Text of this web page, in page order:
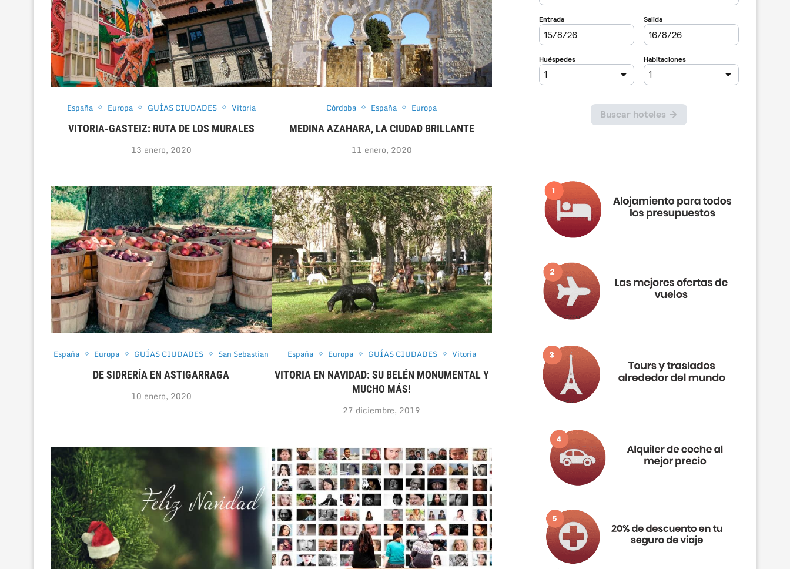
España Europa GUÍAS CIUDADES Vitoria
VITORIA-GASTEIZ: RUTA DE LOS MURALES
13 enero, 2020
Córdoba España Europa
MEDINA AZAHARA, LA CIUDAD BRILLANTE
11 enero, 2020
España Europa GUÍAS CIUDADES San Sebastian
DE SIDRERÍA EN ASTIGARRAGA
10 enero, 2020
España Europa GUÍAS CIUDADES Vitoria
VITORIA EN NAVIDAD: SU BELÉN MONUMENTAL Y
MUCHO MÁS!
27 diciembre, 2019